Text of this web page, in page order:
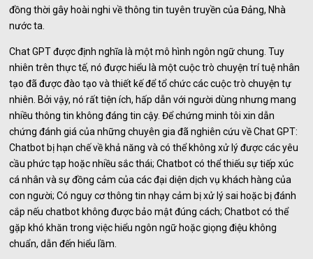
đồng thời gây hoài nghi về thông tin tuyên truyền của Đảng, Nhà
nước ta.
Chat GPT được định nghĩa là một mô hình ngôn ngữ chung. Tuy
nhiên trên thực tế, nó được hiểu là một cuộc trò chuyện trí tuệ nhân
tạo đã được đào tạo và thiết kế để tổ chức các cuộc trò chuyện tự
nhiên. Bởi vậy, nó rất tiện ích, hấp dẫn với người dùng nhưng mang
nhiều thông tin không đáng tin cậy. Để chứng minh tôi xin dẫn
chứng đánh giá của những chuyên gia đã nghiên cứu về Chat GPT:
Chatbot bị hạn chế về khả năng và có thể không xử lý được các yêu
cầu phức tạp hoặc nhiều sắc thái; Chatbot có thể thiếu sự tiếp xúc
cá nhân và sự đồng cảm của các đại diện dịch vụ khách hàng của
con người; Có nguy cơ thông tin nhạy cảm bị xử lý sai hoặc bị đánh
cắp nếu chatbot không được bảo mật đúng cách; Chatbot có thể
gặp khó khăn trong việc hiểu ngôn ngữ hoặc giọng điệu không
chuẩn, dẫn đến hiểu lầm.